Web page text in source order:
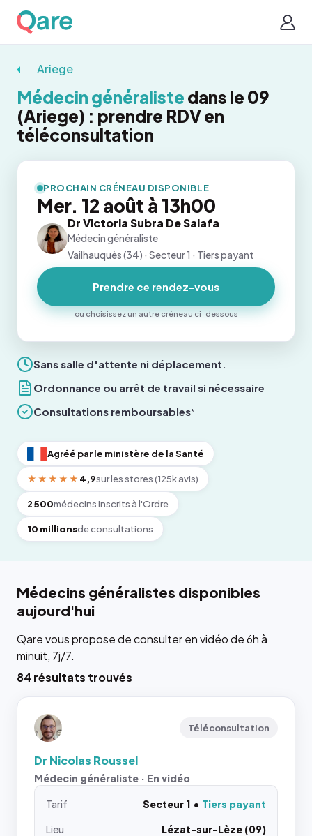
Ariege
Médecin généraliste dans le 09
(Ariege) : prendre RDV en
téléconsultation
Sans salle d'attente ni déplacement.
Ordonnance ou arrêt de travail si nécessaire
Consultations remboursables*
Agréé par le ministère de la Santé
★★★★★ 4,9sur les stores (125k avis)
2 500médecins inscrits à l'Ordre
10 millionsde consultations
PROCHAIN CRÉNEAU DISPONIBLE
Mer. 12 août à 13h00
Dr Victoria Subra De Salafa
Médecin généraliste
Vailhauquès (34) · Secteur 1 · Tiers payant
Prendre ce rendez-vous
ou choisissez un autre créneau ci-dessous
Médecins généralistes disponibles
aujourd'hui
Qare vous propose de consulter en vidéo de 6h à
minuit, 7j/7.
84 résultats trouvés
Téléconsultation
Dr Nicolas Roussel
Médecin généraliste · En vidéo
Tarif Secteur 1
Tiers payant
Lieu
Lézat-sur-Lèze (09)